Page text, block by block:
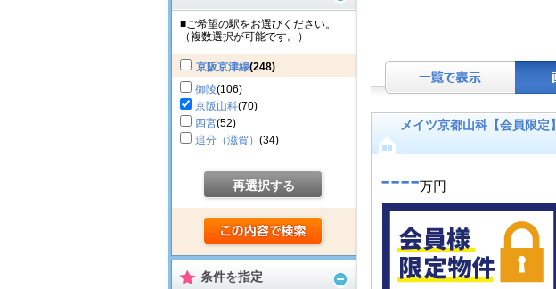
■ご希望の駅をお選びください。
（複数選択が可能です。）
京阪京津線(248)
御陵(106)
京阪山科(70)
四宮(52)
追分（滋賀） (34)
再選択する
条件を指定
メイツ京都山科【会員限定】
----万円